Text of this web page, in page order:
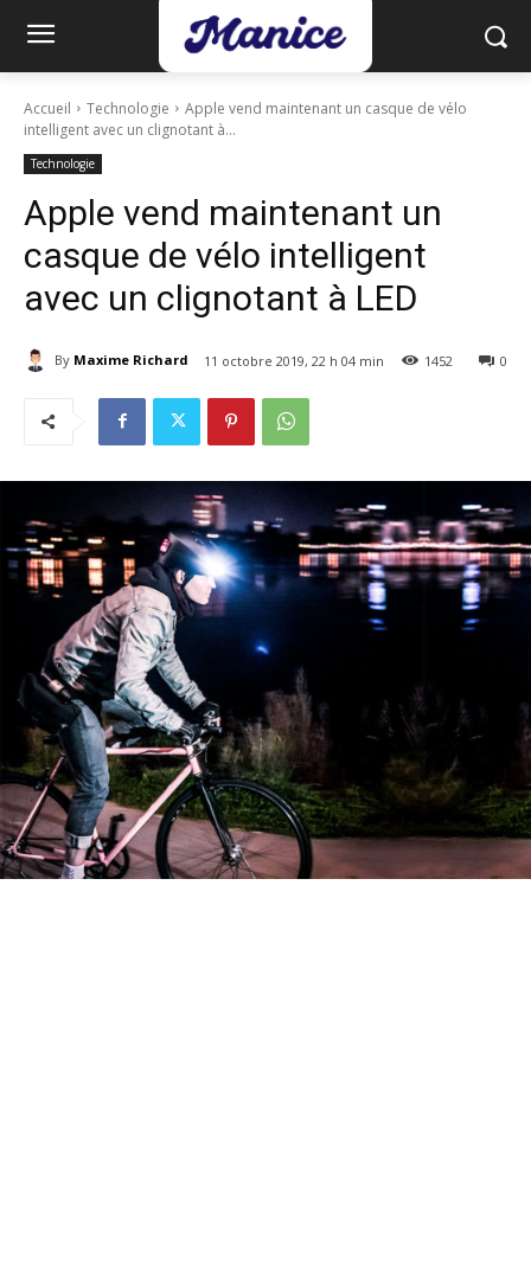
Accueil Technologie
Apple vend maintenant un casque de vélo
intelligent avec un clignotant à...
Technologie
Apple vend maintenant un
casque de vélo intelligent
avec un clignotant à LED
By Maxime Richard 11 octobre 2019, 22 h 04 min 0
1452